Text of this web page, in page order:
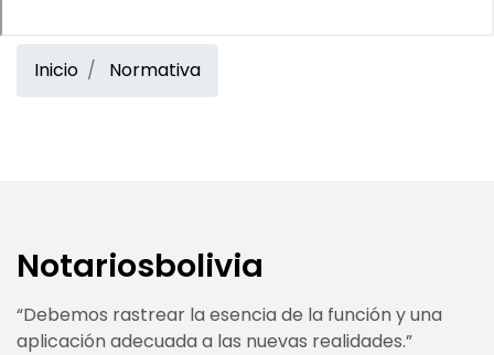
Inicio Normativa
Notariosbolivia
“Debemos rastrear la esencia de la función y una
aplicación adecuada a las nuevas realidades.”